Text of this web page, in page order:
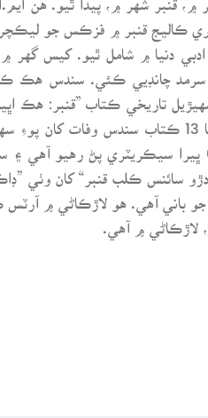
وسيلي ادبي دنيا ۾ شامل ٿيو.
ڪتابن کان سواءِ، ڊاڪٽر محبت جا 13
سائنس ڪلب قنبر“ کان وٺي
باني آهي. هو لاڙڪاڻي ۾
لاڙڪاڻي ۾ آهي.